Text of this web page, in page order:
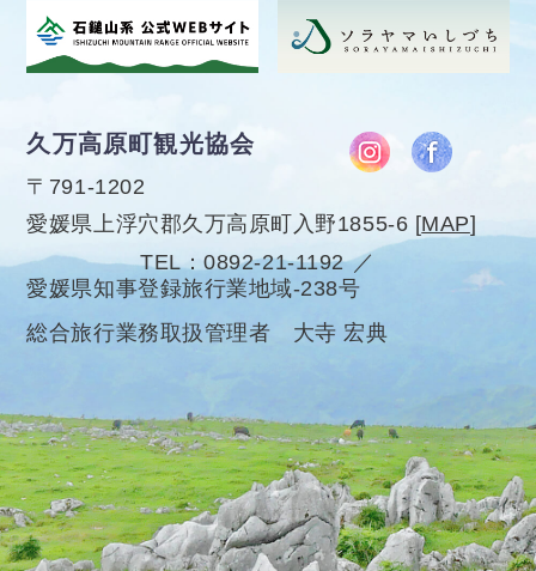
久万高原町観光協会
〒791-1202
愛媛県上浮穴郡久万高原町入野1855-6 [MAP]
TEL
0892-21-1192
愛媛県知事登録旅行業地域-238号
総合旅行業務取扱管理者 大寺 宏典